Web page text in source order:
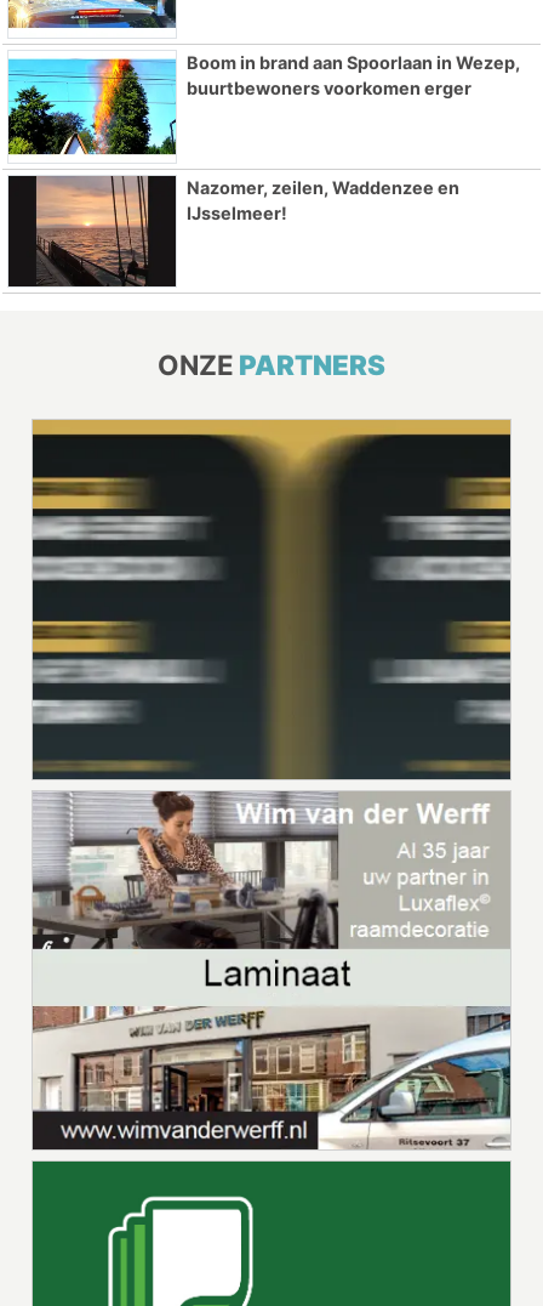
Boom in brand aan Spoorlaan in Wezep,
buurtbewoners voorkomen erger
Nazomer, zeilen, Waddenzee en
IJsselmeer!
ONZE PARTNERS